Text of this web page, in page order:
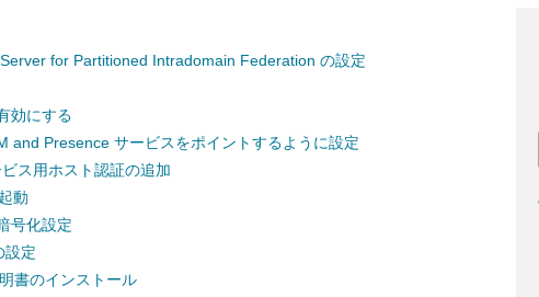
for Partitioned Intradomain Federation の設定
効にする
and Presence サービスをポイントするように設定
ス用ホスト認証の追加
動
号化設定
設定
書のインストール